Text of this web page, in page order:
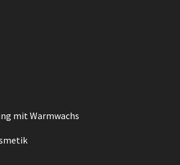
mit Warmwachs